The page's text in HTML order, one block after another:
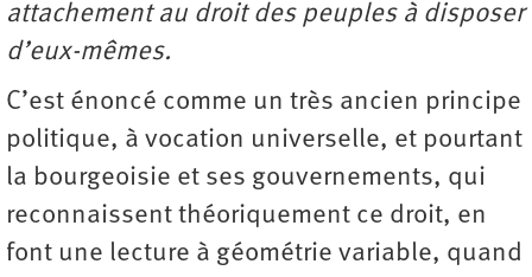
attachement au droit des peuples à disposer
d’eux-mêmes.
C’est énoncé comme un très ancien principe
politique, à vocation universelle, et pourtant
la bourgeoisie et ses gouvernements, qui
reconnaissent théoriquement ce droit, en
font une lecture à géométrie variable, quand